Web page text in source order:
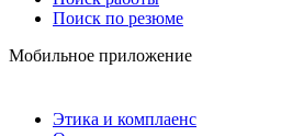
Поиск по резюме
Мобильное приложение
Этика и комплаенс